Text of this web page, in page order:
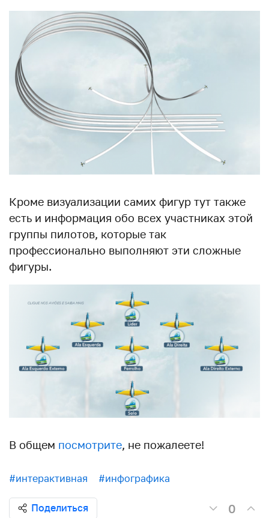
Кроме визуализации самих фигур тут также
есть и информация обо всех участниках этой
группы пилотов, которые так
профессионально выполняют эти сложные
фигуры.
В общем посмотрите, не пожалеете!
#интерактивная #инфографика
Поделиться 0